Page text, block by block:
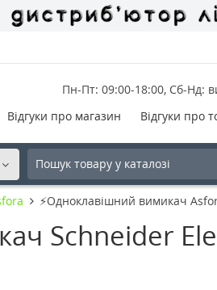
Пн-Пт: 09:00-18:00, Сб-Нд:
Відгуки про магазин Відгуки про
⚡Одноклавішний вимикач
Schneider